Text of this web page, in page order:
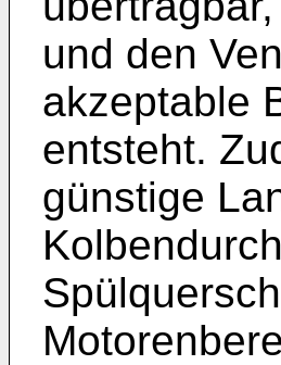
und den
akzeptable
entsteht.
günstige